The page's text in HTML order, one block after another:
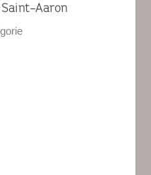
Aaron